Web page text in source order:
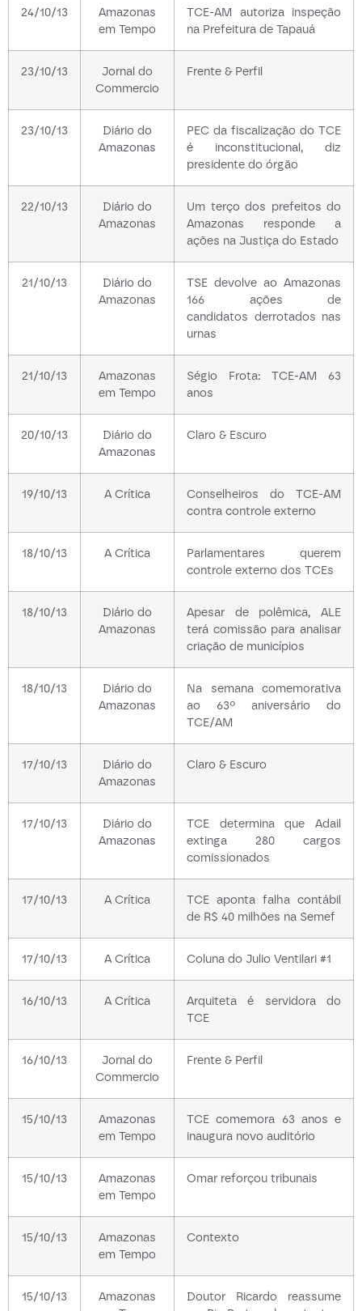
24/10/13
Amazonas
em Tempo
TCE-AM autoriza inspeção
na Prefeitura de Tapauá
23/10/13
Jornal do
Commercio
Frente & Perfil
23/10/13
Diário do
Amazonas
PEC da fiscalização do TCE
é inconstitucional, diz
presidente do órgão
22/10/13
Diário do
Amazonas
Um terço dos prefeitos do
Amazonas responde a
ações na Justiça do Estado
21/10/13
Diário do
Amazonas
TSE devolve ao Amazonas
166 ações de
candidatos derrotados nas
urnas
21/10/13
Amazonas
em Tempo
Ségio Frota: TCE-AM 63
anos
20/10/13
Diário do
Amazonas
Claro & Escuro
19/10/13 A Crítica
Conselheiros do TCE-AM
contra controle externo
18/10/13 A Crítica
Parlamentares querem
controle externo dos TCEs
18/10/13
Diário do
Amazonas
Apesar de polêmica, ALE
terá comissão para analisar
criação de municípios
18/10/13
Diário do
Amazonas
Na semana comemorativa
ao 63º aniversário do
TCE/AM
17/10/13
Diário do
Amazonas
Claro & Escuro
17/10/13
Diário do
Amazonas
TCE determina que Adail
extinga 280 cargos
comissionados
17/10/13 A Crítica
TCE aponta falha contábil
de R$ 40 milhões na Semef
17/10/13 A Crítica Coluna do Julio Ventilari #1
16/10/13 A Crítica
Arquiteta é servidora do
TCE
16/10/13
Jornal do
Commercio
Frente & Perfil
15/10/13
Amazonas
em Tempo
TCE comemora 63 anos e
inaugura novo auditório
15/10/13
Amazonas
em Tempo
Omar reforçou tribunais
15/10/13
Amazonas
em Tempo
Contexto
15/10/13
Amazonas
Doutor Ricardo reassume